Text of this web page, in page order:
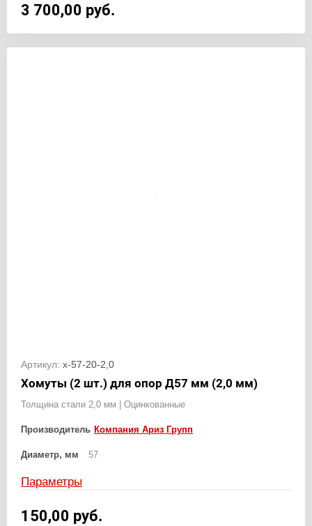
3 700,00 руб.
Артикул: х-57-20-2,0
Хомуты (2 шт.) для опор Д57 мм (2,0 мм)
Толщина стали 2,0 мм | Оцинкованные
Производитель Компания Ариз Групп
Диаметр, мм 57
Параметры
150,00 руб.